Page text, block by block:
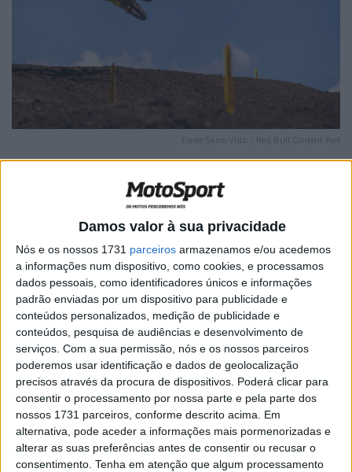
Damos valor à sua privacidade
Nós e os nossos 1731 parceiros armazenamos e/ou acedemos
a informações num dispositivo, como cookies, e processamos
dados pessoais, como identificadores únicos e informações
padrão enviadas por um dispositivo para publicidade e
conteúdos personalizados, medição de publicidade e
conteúdos, pesquisa de audiências e desenvolvimento de
serviços. Com a sua permissão, nós e os nossos parceiros
poderemos usar identificação e dados de geolocalização
precisos através da procura de dispositivos. Poderá clicar para
consentir o processamento por nossa parte e pela parte dos
nossos 1731 parceiros, conforme descrito acima. Em
alternativa, pode aceder a informações mais pormenorizadas e
alterar as suas preferências antes de consentir ou recusar o
consentimento. Tenha em atenção que algum processamento
Fonte:Samo Vidic / Red Bull Content Pool
🔊 Ouvir artigo
O MX2 viu a conclusão de um fim de semana perfeito
para Simon Längenfelder, da Red Bull KTM Factory
Racing, que demonstrou paciência para lutar pelo
primeiro lugar na primeira corrida antes de conquistar
uma vitória onde liderou do início ao fim na segunda
corrida.
Liam Everts obteve o seu melhor resultado em algum
tempo, ficando no segundo lugar geral pela Nestaan
Husqvarna Factory Racing, com o companheiro de equipa
de Längenfelder, Sacha Coenen, em terceiro.